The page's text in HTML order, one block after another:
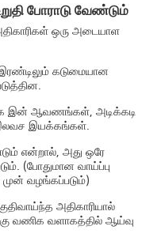
போராடு வேண்டும்
ஒரு அடையாள
கடுமையான
இன் ஆவணங்கள், அடிக்கடி
இயக்கங்கள்.
என்றால், அது ஒரே
(போதுமான வாய்ப்பு
முன் வழங்கப்படும்)
அதிகாரியால்
வணிக வளாகத்தில் ஆய்வு